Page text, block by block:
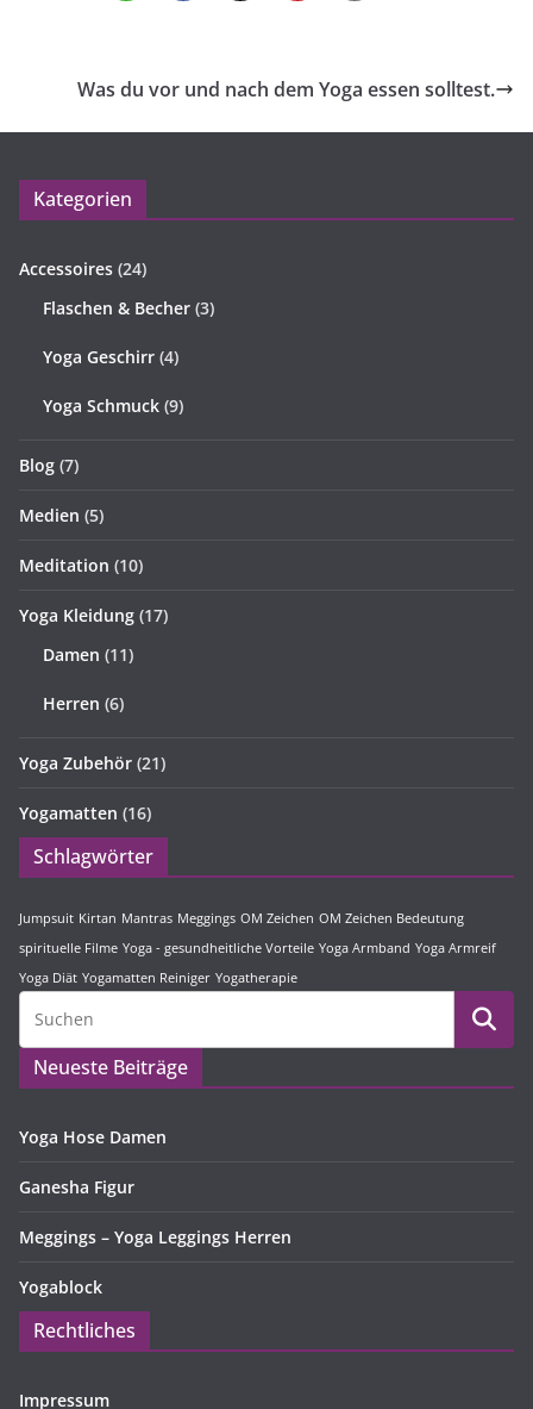
Was du vor und nach dem Yoga essen solltest.
Kategorien
Accessoires (24)
Flaschen & Becher (3)
Yoga Geschirr (4)
Yoga Schmuck (9)
Blog (7)
Medien (5)
Meditation (10)
Yoga Kleidung (17)
Damen (11)
Herren (6)
Yoga Zubehör (21)
Yogamatten (16)
Schlagwörter
Jumpsuit Kirtan Mantras Meggings OM Zeichen OM Zeichen Bedeutung
spirituelle Filme Yoga - gesundheitliche Vorteile Yoga Armband Yoga Armreif
Yoga Diät Yogamatten Reiniger Yogatherapie
Neueste Beiträge
Yoga Hose Damen
Ganesha Figur
Meggings – Yoga Leggings Herren
Yogablock
Rechtliches
Impressum